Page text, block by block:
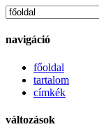
navigáció
főoldal
tartalom
címkék
változások